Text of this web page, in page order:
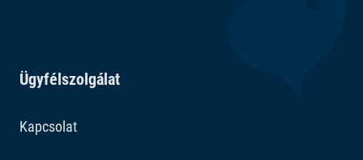
Ügyfélszolgálat
Kapcsolat